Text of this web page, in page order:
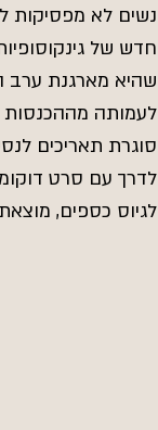
נשים לא מפסיקות
חדש של
שהיא מארגנת ערב
לעמותה מההכנסות
סוגרת תאריכים
לדרך עם סרט
לגיוס כספים,